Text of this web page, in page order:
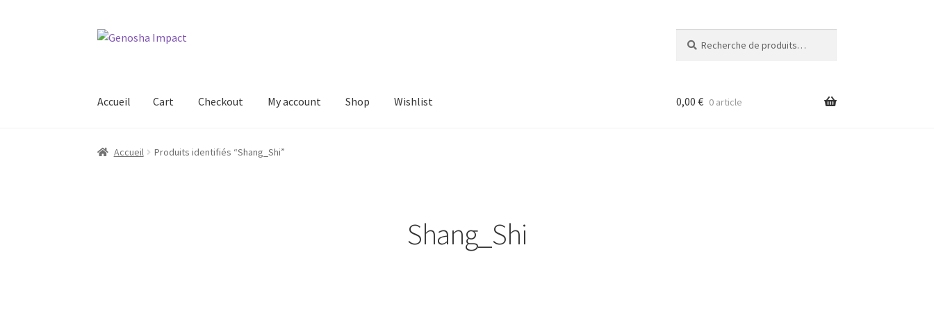
Aller
Aller
pour :
Accueil Cart Checkout My account Shop Wishlist
Accueil Cart Checkout My account Shop Wishlist
0,00 € 0 article
Accueil Produits identifiés “Shang_Shi”
Shang_Shi